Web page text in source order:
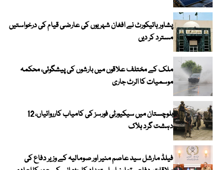
پشاور ہائیکورٹ نے افغان شہریوں کی عارضی قیام کی درخواستیں
مسترد کر دیں
ملک کے مختلف علاقوں میں بارشوں کی پیشگوئی، محکمہ
موسمیات کا الرٹ جاری
بلوچستان میں سیکیورٹی فورسز کی کامیاب کارروائیاں، 12
دہشت گرد ہلاک
فیلڈ مارشل سید عاصم منیر اور صومالیہ کے وزیر دفاع کی